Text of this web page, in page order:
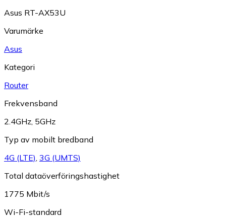
Asus RT-AX53U
Varumärke
Asus
Kategori
Router
Frekvensband
2.4GHz 5GHz
Typ av mobilt bredband
4G (LTE) 3G (UMTS)
Total dataöverföringshastighet
1775 Mbit/s
Wi-Fi-standard